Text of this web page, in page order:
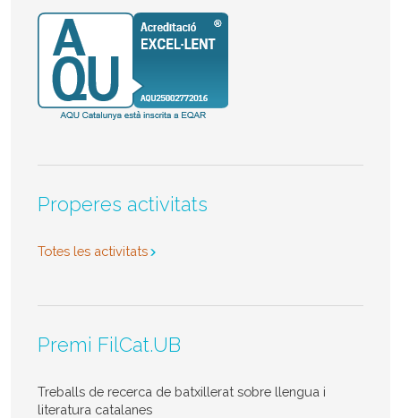
Properes activitats
Totes les activitats
Premi FilCat.UB
Treballs de recerca de batxillerat sobre llengua i
literatura catalanes